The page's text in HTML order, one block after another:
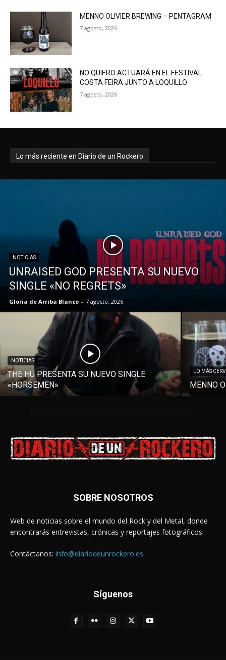
MENNO OLIVIER BREWING – PENTAGRAM
7 agosto, 2026
NO QUIERO ACTUARÁ EN EL FESTIVAL
COSTA FEIRA JUNTO A LOQUILLO
7 agosto, 2026
Lo más reciente en Diario de un Rockero
NOTICIAS
UNRAISED GOD PRESENTA SU NUEVO
SINGLE «NO REGRETS»
Gloria de Arriba Blanco - 7 agosto, 2026
NOTICIAS
THE HU PRESENTA SU NUEVO SINGLE
«HORSEMEN»
LO MÁS
MENNO
SOBRE NOSOTROS
Web de noticias sobre el mundo del Rock y del Metal, donde
encontrarás entrevistas, crónicas y reportajes fotográficos.
Contáctanos: info@diariodeunrockero.es
Síguenos